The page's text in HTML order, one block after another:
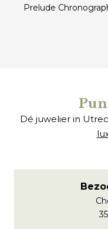
Prelude
Dé juwelier in